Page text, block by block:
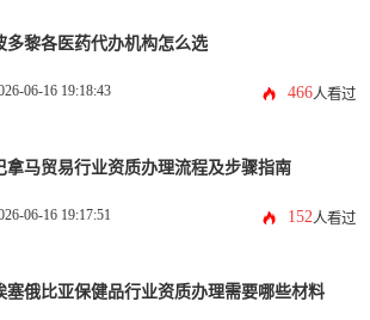
多黎各医药代办机构怎么选
06-16 19:18:43 466人看过
拿马贸易行业资质办理流程及步骤指南
06-16 19:17:51 152人看过
塞俄比亚保健品行业资质办理需要哪些材料